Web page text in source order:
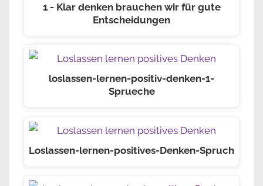
1 - Klar denken brauchen wir für gute
Entscheidungen
loslassen-lernen-positiv-denken-1-
Sprueche
Loslassen-lernen-positives-Denken-Spruch